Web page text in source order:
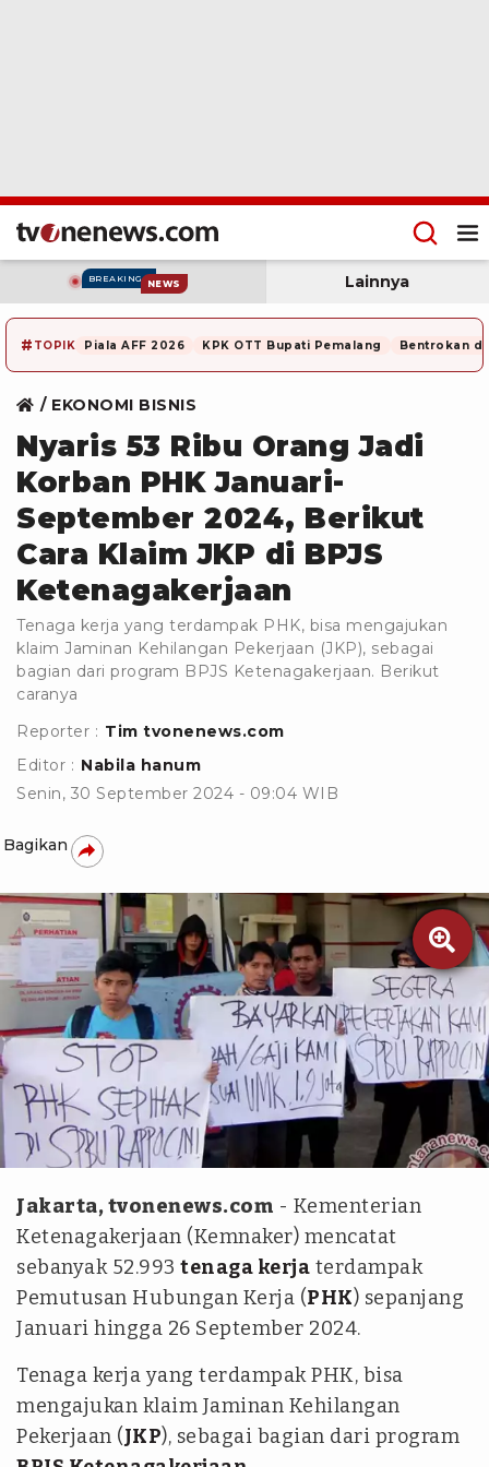
BREAKING NEWS Lainnya
# TOPIK Piala AFF 2026 KPK OTT Bupati Pemalang Bentrokan di
EKONOMI BISNIS
Nyaris 53 Ribu Orang Jadi
Korban PHK Januari-
September 2024, Berikut
Cara Klaim JKP di BPJS
Ketenagakerjaan
Tenaga kerja yang terdampak PHK, bisa mengajukan
klaim Jaminan Kehilangan Pekerjaan (JKP), sebagai
bagian dari program BPJS Ketenagakerjaan. Berikut
caranya
Reporter : Tim tvonenews.com
Editor : Nabila hanum
Senin, 30 September 2024 - 09:04 WIB
Bagikan

ANTARA
Jakarta, tvonenews.com - Kementerian
Ketenagakerjaan (Kemnaker) mencatat
sebanyak 52.993 tenaga kerja terdampak
Pemutusan Hubungan Kerja (PHK) sepanjang
Januari hingga 26 September 2024.
Tenaga kerja yang terdampak PHK, bisa
mengajukan klaim Jaminan Kehilangan
Pekerjaan (JKP), sebagai bagian dari program